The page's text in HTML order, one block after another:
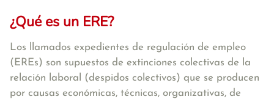
¿Qué es un ERE?
Los llamados expedientes de regulación de empleo
(EREs) son supuestos de extinciones colectivas de la
relación laboral (despidos colectivos) que se producen
por causas económicas, técnicas, organizativas, de